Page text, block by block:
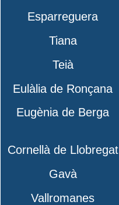
Esparreguera
Tiana
Teià
Eulàlia de Ronçana
Eugènia de Berga
Cornellà de Llobregat
Gavà
Vallromanes